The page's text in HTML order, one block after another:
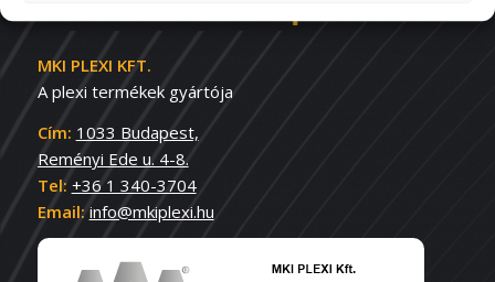
MKI PLEXI KFT.
A plexi termékek gyártója
Cím: 1033 Budapest,
Reményi Ede u. 4-8.
Tel: +36 1 340-3704
Email: info@mkiplexi.hu